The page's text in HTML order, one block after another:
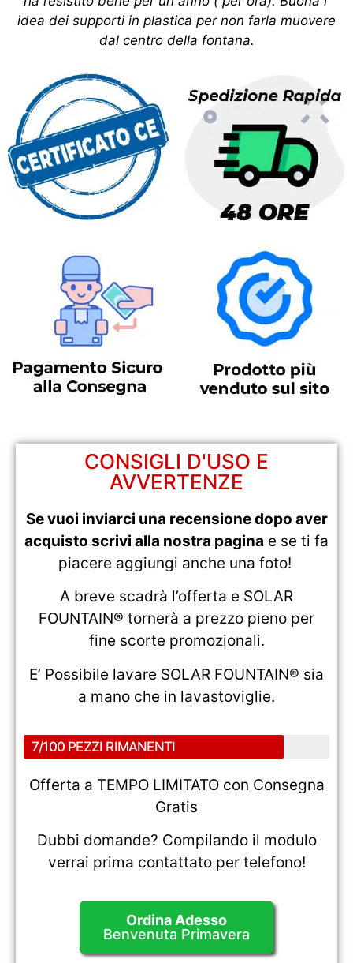
idea dei supporti in plastica per non farla muovere
dal centro della fontana.
CONSIGLI D'USO E
AVVERTENZE
Se vuoi inviarci una recensione dopo aver
acquisto scrivi alla nostra pagina e se ti fa
piacere aggiungi anche una foto!
A breve scadrà l’offerta e SOLAR
FOUNTAIN® tornerà a prezzo pieno per
fine scorte promozionali.
E’ Possibile lavare SOLAR FOUNTAIN® sia
a mano che in lavastoviglie.
7/100 PEZZI RIMANENTI
Offerta a TEMPO LIMITATO con Consegna
Gratis
Dubbi domande? Compilando il modulo
verrai prima contattato per telefono!
Ordina Adesso
Benvenuta Primavera